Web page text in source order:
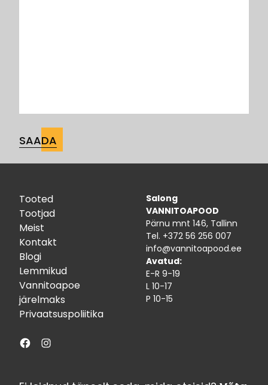
Tooted
Tootjad
Meist
Kontakt
Blogi
Lemmikud
Vannitoapoe
järelmaks
Privaatsuspoliitika
Facebook
Salong
VANNITOAPOOD
Pärnu mnt 146, Tallinn
Tel. +372 56 256 007
info@vannitoapood.ee
Avatud:
E-R 9-19
L 10-17
P 10-15